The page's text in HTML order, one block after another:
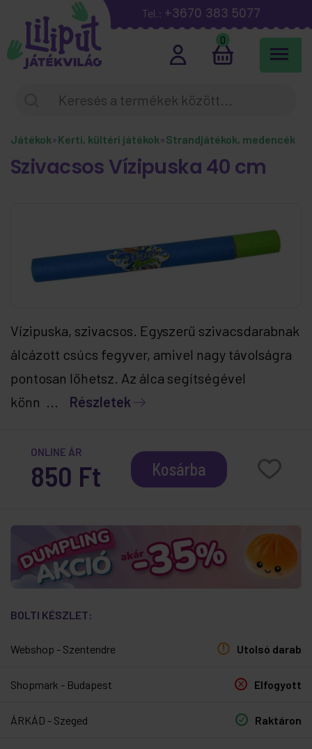
Tel.: +3670 383 5077
0
Játékok»Kerti, kültéri játékok»Strandjátékok, medencék
Szivacsos Vízipuska 40 cm
Vízipuska, szivacsos. Egyszerű szivacsdarabnak
álcázott csúcs fegyver, amivel nagy távolságra
pontosan lőhetsz. Az álca segítségével
könn ... Részletek
ONLINE ÁR
850 Ft Kosárba
BOLTI KÉSZLET:
Webshop - Szentendre Utolsó darab
Shopmark - Budapest Elfogyott
ÁRKÁD - Szeged Raktáron